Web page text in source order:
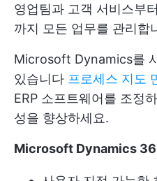
영업팀과 고객 서비스부
까지 모든 업무를 관리합
Microsoft Dynamics를
있습니다 프로세스 지도
ERP 소프트웨어를 조정
성을 향상하세요.
Microsoft Dynamics